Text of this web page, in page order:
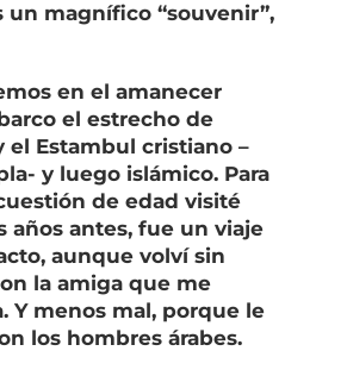
un magnífico “souvenir”,
en el amanecer
el estrecho de
el Estambul cristiano –
y luego islámico. Para
de edad visité
años antes, fue un viaje
aunque volví sin
la amiga que me
Y menos mal, porque le
los hombres árabes.